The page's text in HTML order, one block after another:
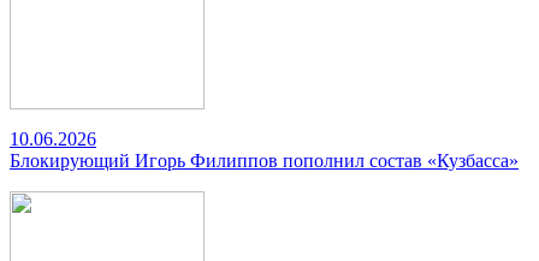
10.06.2026
Блокирующий Игорь Филиппов пополнил состав «Кузбасса»